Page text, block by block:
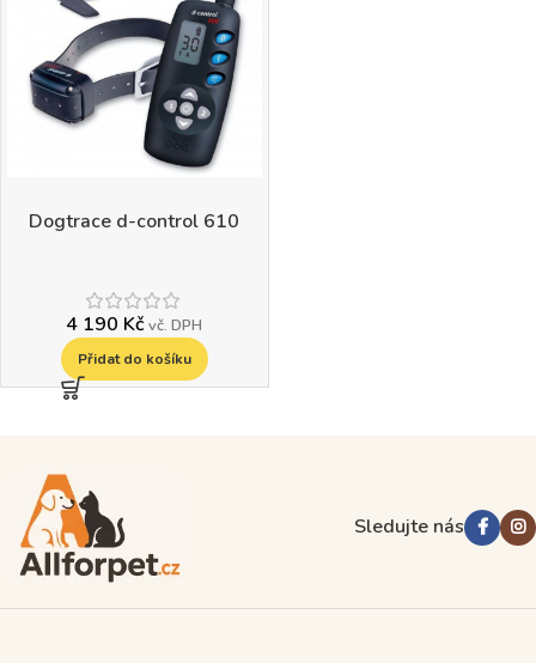
Dogtrace d-control 610
4 190 Kč vč. DPH
Přidat do košíku
Sledujte nás